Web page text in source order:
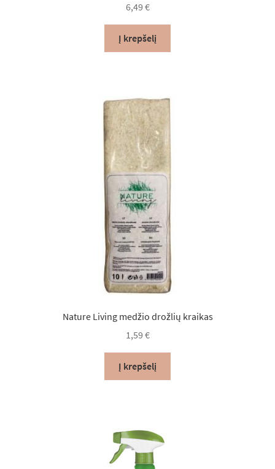
6,49 €
Į krepšelį
Nature Living medžio drožlių kraikas
1,59 €
Į krepšelį